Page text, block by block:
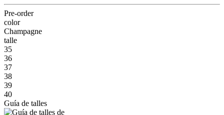
Pre-order
color
Champagne
talle
35
36
37
38
39
40
Guía de talles